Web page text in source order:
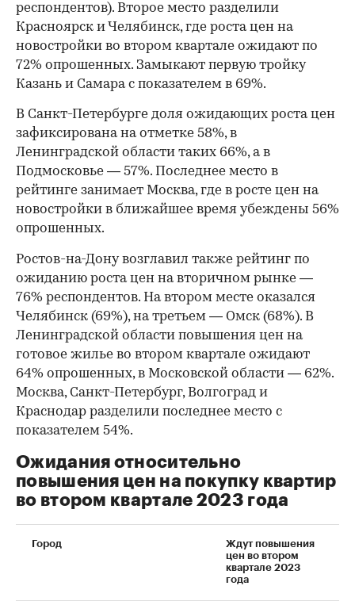
респондентов). Второе место разделили
Красноярск и Челябинск, где роста цен на
новостройки во втором квартале ожидают по
72% опрошенных. Замыкают первую тройку
Казань и Самара с показателем в 69%.
В Санкт-Петербурге доля ожидающих роста цен
зафиксирована на отметке 58%, в
Ленинградской области таких 66%, а в
Подмосковье — 57%. Последнее место в
рейтинге занимает Москва, где в росте цен на
новостройки в ближайшее время убеждены 56%
опрошенных.
00:00 / 00:00
Ростов-на-Дону возглавил также рейтинг по
ожиданию роста цен на вторичном рынке —
76% респондентов. На втором месте оказался
Челябинск (69%), на третьем — Омск (68%). В
Ленинградской области повышения цен на
готовое жилье во втором квартале ожидают
64% опрошенных, в Московской области — 62%.
Москва, Санкт-Петербург, Волгоград и
Краснодар разделили последнее место с
показателем 54%.
Ожидания относительно
повышения цен на покупку квартир
во втором квартале 2023 года
Город
Ждут повышения
цен во втором
квартале 2023
года